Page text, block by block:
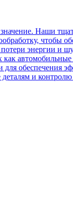
Наши
чтобы
энергии и
как
обеспечения
и контролю